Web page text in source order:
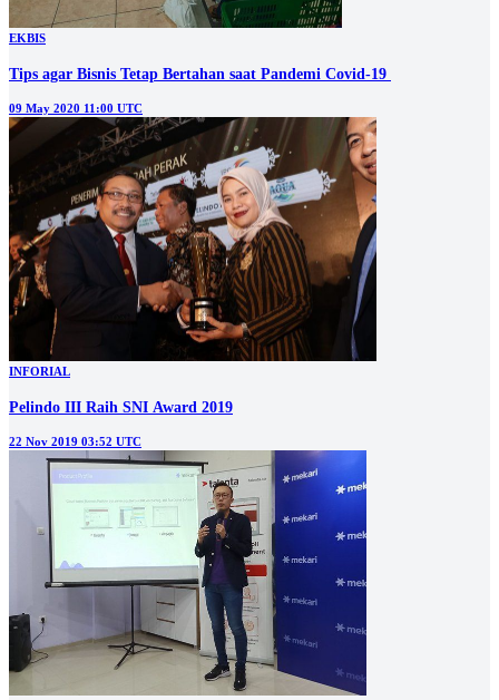
EKBIS
Tips agar Bisnis Tetap Bertahan saat Pandemi Covid-19
09 May 2020 11:00 UTC
INFORIAL
Pelindo III Raih SNI Award 2019
22 Nov 2019 03:52 UTC